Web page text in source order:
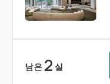
남은 2 실